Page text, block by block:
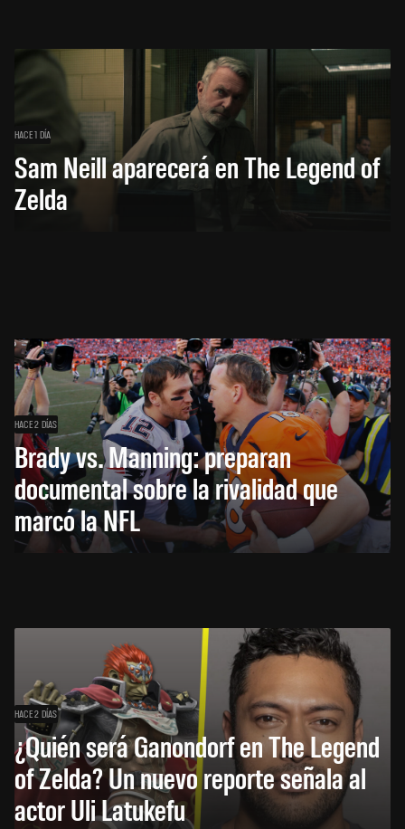
HACE 1 DÍA
Sam Neill aparecerá en The Legend of
Zelda
HACE 2 DÍAS
Brady vs. Manning: preparan
documental sobre la rivalidad que
marcó la NFL
HACE 2 DÍAS
¿Quién será Ganondorf en The Legend
of Zelda? Un nuevo reporte señala al
actor Uli Latukefu